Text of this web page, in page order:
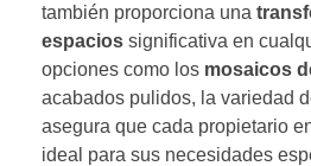
también proporciona una
espacios significativa en
opciones como los mosaicos
acabados pulidos, la variedad
asegura que cada propietario
ideal para sus necesidades